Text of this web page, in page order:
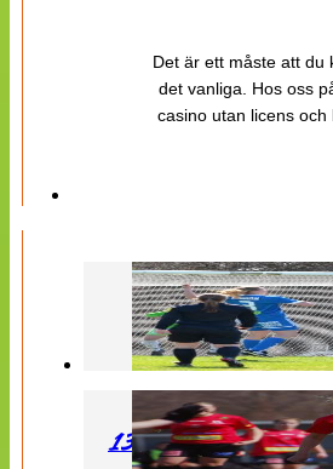
Det är ett måste att du
det vanliga. Hos oss
casino utan licens
130427 LB 07 –